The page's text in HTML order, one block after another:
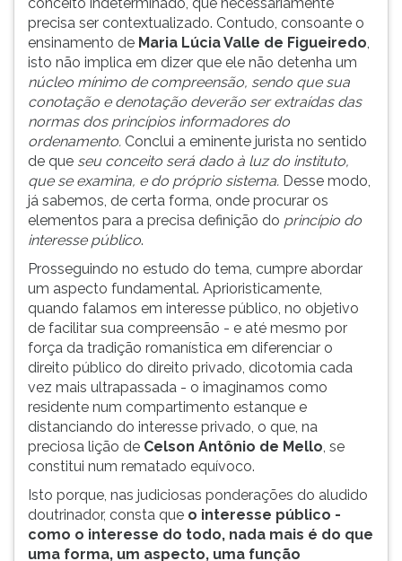
precisa ser contextualizado. Contudo, consoante o
ensinamento de Maria Lúcia Valle de Figueiredo,
isto não implica em dizer que ele não detenha um
núcleo mínimo de compreensão, sendo que sua
conotação e denotação deverão ser extraídas das
normas dos princípios informadores do
ordenamento. Conclui a eminente jurista no sentido
de que seu conceito será dado à luz do instituto,
que se examina, e do próprio sistema. Desse modo,
já sabemos, de certa forma, onde procurar os
elementos para a precisa definição do princípio do
interesse público.
Prosseguindo no estudo do tema, cumpre abordar
um aspecto fundamental. Aprioristicamente,
quando falamos em interesse público, no objetivo
de facilitar sua compreensão - e até mesmo por
força da tradição romanística em diferenciar o
direito público do direito privado, dicotomia cada
vez mais ultrapassada - o imaginamos como
residente num compartimento estanque e
distanciando do interesse privado, o que, na
preciosa lição de Celson Antônio de Mello, se
constitui num rematado equívoco.
Isto porque, nas judiciosas ponderações do aludido
doutrinador, consta que o interesse público -
como o interesse do todo, nada mais é do que
uma forma, um aspecto, uma função